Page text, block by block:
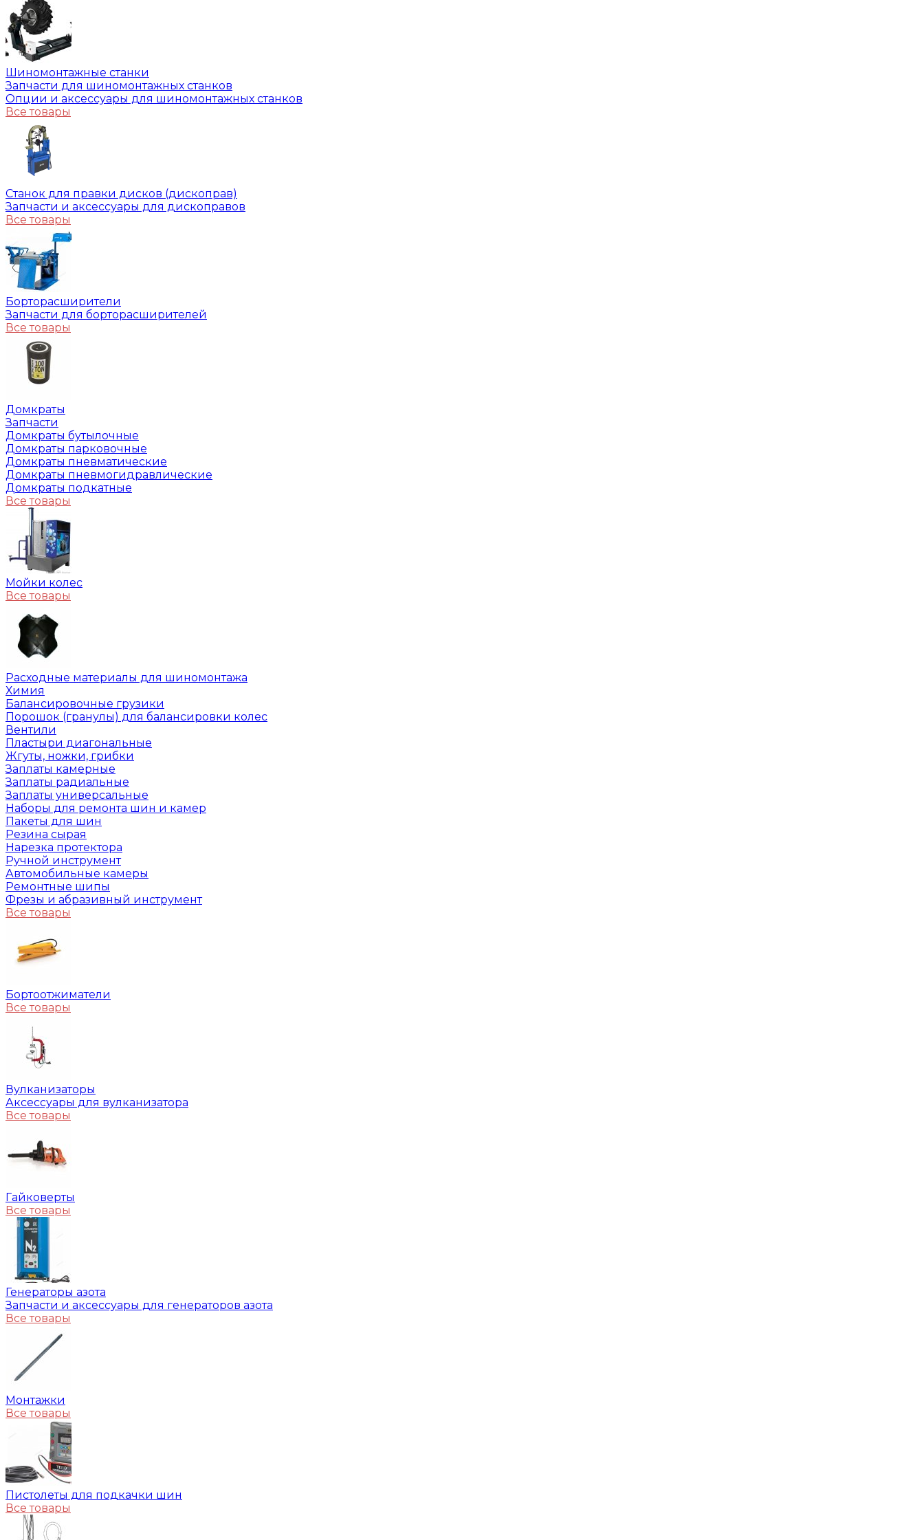
Шиномонтажные станки
Запчасти для шиномонтажных станков
Опции и аксессуары для шиномонтажных станков
Все товары
Станок для правки дисков (дископрав)
Запчасти и аксессуары для дископравов
Все товары
Борторасширители
Запчасти для борторасширителей
Все товары
Домкраты
Запчасти
Домкраты бутылочные
Домкраты парковочные
Домкраты пневматические
Домкраты пневмогидравлические
Домкраты подкатные
Все товары
Мойки колес
Все товары
Расходные материалы для шиномонтажа
Химия
Балансировочные грузики
Порошок (гранулы) для балансировки колес
Вентили
Пластыри диагональные
Жгуты, ножки, грибки
Заплаты камерные
Заплаты радиальные
Заплаты универсальные
Наборы для ремонта шин и камер
Пакеты для шин
Резина сырая
Нарезка протектора
Ручной инструмент
Автомобильные камеры
Ремонтные шипы
Фрезы и абразивный инструмент
Все товары
Бортоотжиматели
Все товары
Вулканизаторы
Аксессуары для вулканизатора
Все товары
Гайковерты
Все товары
Генераторы азота
Запчасти и аксессуары для генераторов азота
Все товары
Монтажки
Все товары
Пистолеты для подкачки шин
Все товары